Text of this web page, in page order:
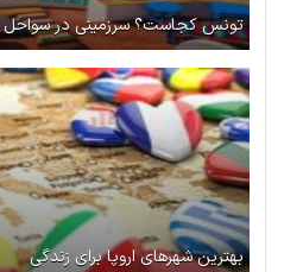
تونس کجاست؟ سرزمینی در سواحل
بهترین شهرهای اروپا برای زندگی